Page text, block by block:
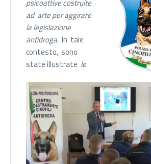
psicoattive costruite
ad arte per aggirare
la legislazione
antidroga. In tale
contesto, sono
state illustrate le